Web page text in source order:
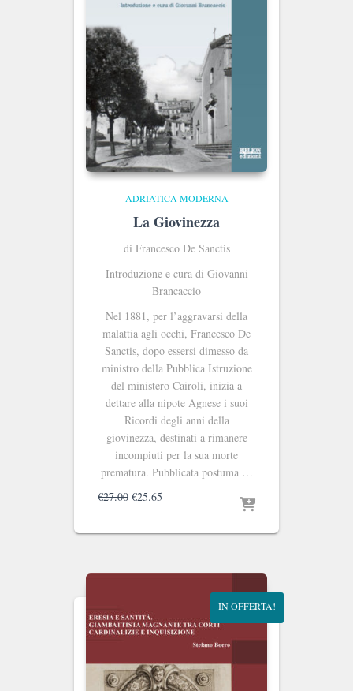
ADRIATICA MODERNA
La Giovinezza
di Francesco De Sanctis
Introduzione e cura di Giovanni
Brancaccio
Nel 1881, per l’aggravarsi della
malattia agli occhi, Francesco De
Sanctis, dopo essersi dimesso da
ministro della Pubblica Istruzione
del ministero Cairoli, inizia a
dettare alla nipote Agnese i suoi
Ricordi degli anni della
giovinezza, destinati a rimanere
incompiuti per la sua morte
prematura. Pubblicata postuma …
€27.00 Il
€25.65
IN OFFERTA!